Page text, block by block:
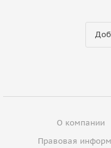
О компании
Правовая